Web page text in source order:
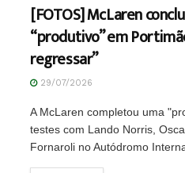
[FOTOS] McLaren
“produtivo” em
regressar”
29/07/2026
A McLaren completou uma
testes com Lando Norris,
Fornaroli no Autódromo